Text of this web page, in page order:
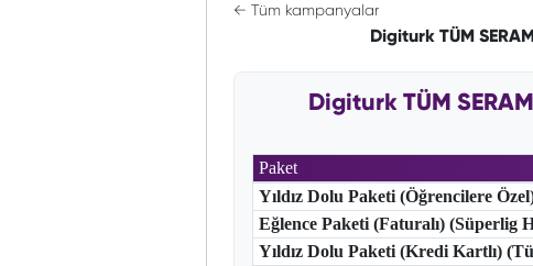
← Tüm kampanyalar
Digiturk TÜM
Digiturk TÜM
Paket
Yıldız Dolu Paketi (Öğrencilere
Eğlence Paketi (Faturalı) (Süperlig
Yıldız Dolu Paketi (Kredi Kartlı)